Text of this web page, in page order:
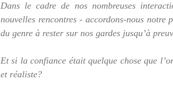
Dans le cadre de nos nombreuses
nouvelles rencontres - accordons-nous notre
du genre à rester sur nos gardes jusqu’à
Et si la confiance était quelque chose que
et réaliste?